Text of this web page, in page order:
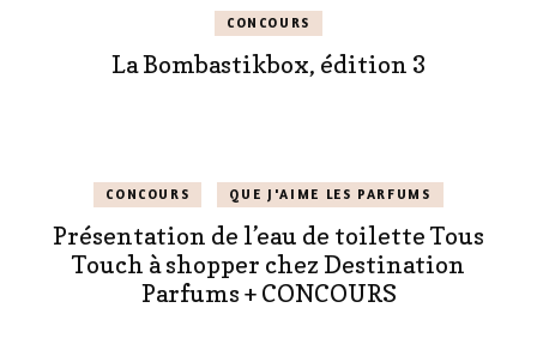
CONCOURS
La Bombastikbox, édition 3
CONCOURS QUE J'AIME LES PARFUMS
Présentation de l’eau de toilette Tous
Touch à shopper chez Destination
Parfums + CONCOURS